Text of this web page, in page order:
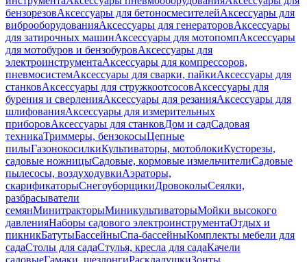
бензорезовАксессуары для бетоносмесителейАксессуары для
виброоборудованияАксессуары для генераторовАксессуары
для затирочных машинАксессуары для мотопомпАксессуары
для мотобуров и бензобуровАксессуары для
электроинструментаАксессуары для компрессоров,
пневмосистемАксессуары для сварки, пайкиАксессуары для
станковАксессуары для стружкоотсосовАксессуары для
бурения и сверленияАксессуары для резанияАксессуары для
шлифованияАксессуары для измерительных
приборовАксессуары для станковДом и садСадовая
техникаТриммеры, бензокосыЦепные
пилыГазонокосилкиКультиваторы, мотоблокиКусторезы,
садовые ножницыСадовые, кормовые измельчителиСадовые
пылесосы, воздуходувкиАэраторы,
скарификаторыСнегоуборщикиДровоколыСеялки,
разбрасыватели
семянМинитракторыМиникультиваторыМойки высокого
давленияНаборы садового электроинструментаОтдых и
пикникБатутыБассейныСпа-бассейныКомплекты мебели для
садаСтолы для садаСтулья, кресла для садаКачели
садовыеГамаки, шезлонгиРаскладушкиЗонты,